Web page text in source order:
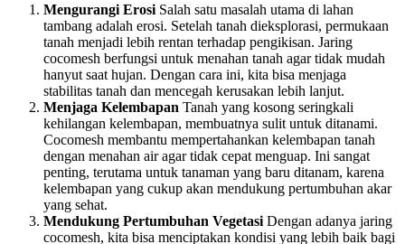
Mengurangi Erosi Salah satu masalah utama di lahan
tambang adalah erosi. Setelah tanah dieksplorasi, permukaan
tanah menjadi lebih rentan terhadap pengikisan. Jaring
cocomesh berfungsi untuk menahan tanah agar tidak mudah
hanyut saat hujan. Dengan cara ini, kita bisa menjaga
stabilitas tanah dan mencegah kerusakan lebih lanjut.
Menjaga Kelembapan Tanah yang kosong seringkali
kehilangan kelembapan, membuatnya sulit untuk ditanami.
Cocomesh membantu mempertahankan kelembapan tanah
dengan menahan air agar tidak cepat menguap. Ini sangat
penting, terutama untuk tanaman yang baru ditanam, karena
kelembapan yang cukup akan mendukung pertumbuhan akar
yang sehat.
Mendukung Pertumbuhan Vegetasi Dengan adanya jaring
cocomesh, kita bisa menciptakan kondisi yang lebih baik bagi